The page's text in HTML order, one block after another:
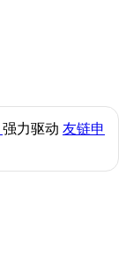
强力驱动 友链申